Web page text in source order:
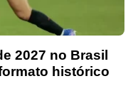
2027 no Brasil
histórico